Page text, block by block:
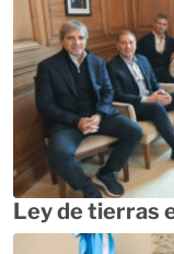
Ley de tierras